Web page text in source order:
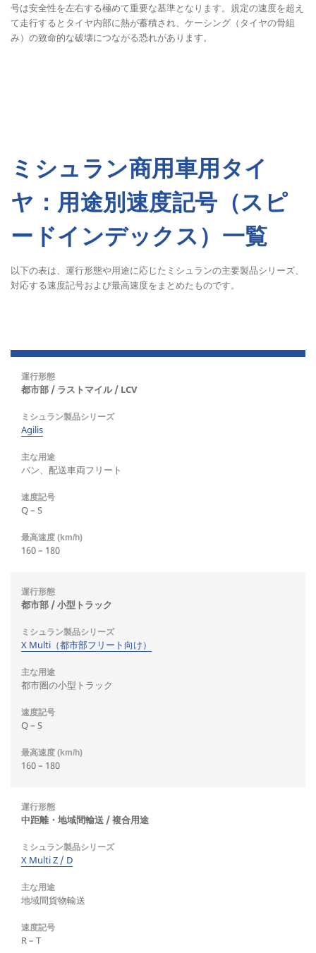
号は安全性を左右する極めて重要な基準となります。規定の速度を超え
て走行するとタイヤ内部に熱が蓄積され、ケーシング（タイヤの骨組
み）の致命的な破壊につながる恐れがあります。
ミシュラン商用車用タイ
ヤ：用途別速度記号（スピ
ードインデックス）一覧
以下の表は、運行形態や用途に応じたミシュランの主要製品シリーズ、
対応する速度記号および最高速度をまとめたものです。
都市部 / ラストマイル / LCV
Agilis
バン、配送車両フリート
Q – S
160 – 180
都市部 / 小型トラック
X Multi（都市部フリート向け）
都市圏の小型トラック
Q – S
160 – 180
中距離・地域間輸送 / 複合用途
X Multi Z / D
地域間貨物輸送
R – T